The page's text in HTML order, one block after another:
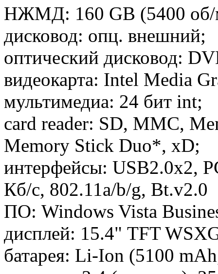
НЖМД: 160 GB (5400
дисковод: опц. внешний;
оптический дисковод:
видеокарта: Intel Media
мультимедиа: 24 бит int;
card reader: SD, MMC,
Memory Stick Duo*, xD;
интерфейсы: USB2.0x2,
Кб/с, 802.11a/b/g, Bt.v2.0
ПО: Windows Vista
дисплей: 15.4" TFT
батарея: Li-Ion (5100